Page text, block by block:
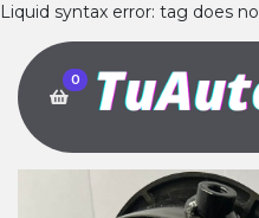
Liquid syntax error: tag does
0